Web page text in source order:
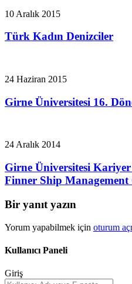
10 Aralık 2015
Türk Kadın Denizciler
24 Haziran 2015
Girne Üniversitesi 16.
24 Aralık 2014
Girne Üniversitesi
Finner Ship Management
Bir yanıt yazın
Yorum yapabilmek için oturum
Kullanıcı Paneli
Giriş